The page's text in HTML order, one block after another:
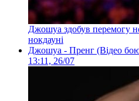
Джошуа здобув перемогу
нокдауні
Джошуа - Пренг (Відео
13:11, 26/07